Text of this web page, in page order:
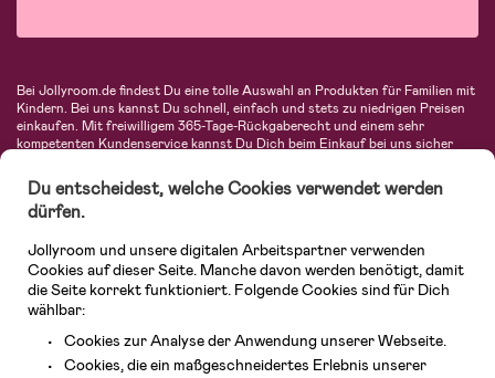
Bei Jollyroom.de findest Du eine tolle Auswahl an Produkten für Familien mit
Kindern. Bei uns kannst Du schnell, einfach und stets zu niedrigen Preisen
einkaufen. Mit freiwilligem 365-Tage-Rückgaberecht und einem sehr
kompetenten Kundenservice kannst Du Dich beim Einkauf bei uns sicher
Autositze, Kinder- und Babymode, Produkte für Mütter und eine Menge
fantastischer Einrichtungsgegenstände, Spielsachen, Babyprodukte und
vieles mehr. Wir haben Produkte von bekannten Herstellern wie Britax, Maxi-
Avent, Jack Wolfskin, Cybex, LEGO und vielen mehr. Schau Dich um in
unserer vielfältigen Online-Boutique für Kinder & Babys. Willkommen!
Du entscheidest, welche Cookies verwendet werden
dürfen.
Jollyroom und unsere digitalen Arbeitspartner verwenden
Cookies auf dieser Seite. Manche davon werden benötigt, damit
die Seite korrekt funktioniert. Folgende Cookies sind für Dich
wählbar:
Cookies zur Analyse der Anwendung unserer Webseite.
Cookies, die ein maßgeschneidertes Erlebnis unserer